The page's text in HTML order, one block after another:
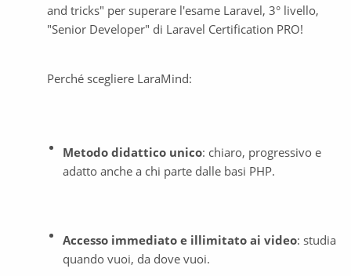
and tricks" per superare l'esame Laravel, 3° livello,
"Senior Developer" di Laravel Certification PRO!
Perché scegliere LaraMind:
Metodo didattico unico: chiaro, progressivo e
adatto anche a chi parte dalle basi PHP.
Accesso immediato e illimitato ai video: studia
quando vuoi, da dove vuoi.